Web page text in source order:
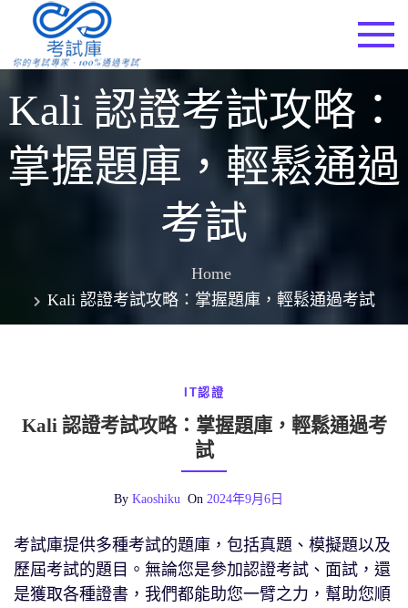
content
Kali 認證考試攻略：
掌握題庫，輕鬆通過
考試
Home
Kali 認證考試攻略：掌握題庫，輕鬆通過考試
IT認證
Kali 認證考試攻略：掌握題庫，輕鬆通過考
試
By Kaoshiku On 2024年9月6日
考試庫提供多種考試的題庫，包括真題、模擬題以及
歷屆考試的題目。無論您是參加認證考試、面試，還
是獲取各種證書，我們都能助您一臂之力，幫助您順